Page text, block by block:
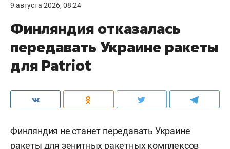
9 августа 2026, 08:24
Финляндия отказалась
передавать Украине ракеты
для Patriot
Финляндия не станет передавать Украине
ракеты для зенитных ракетных комплексов